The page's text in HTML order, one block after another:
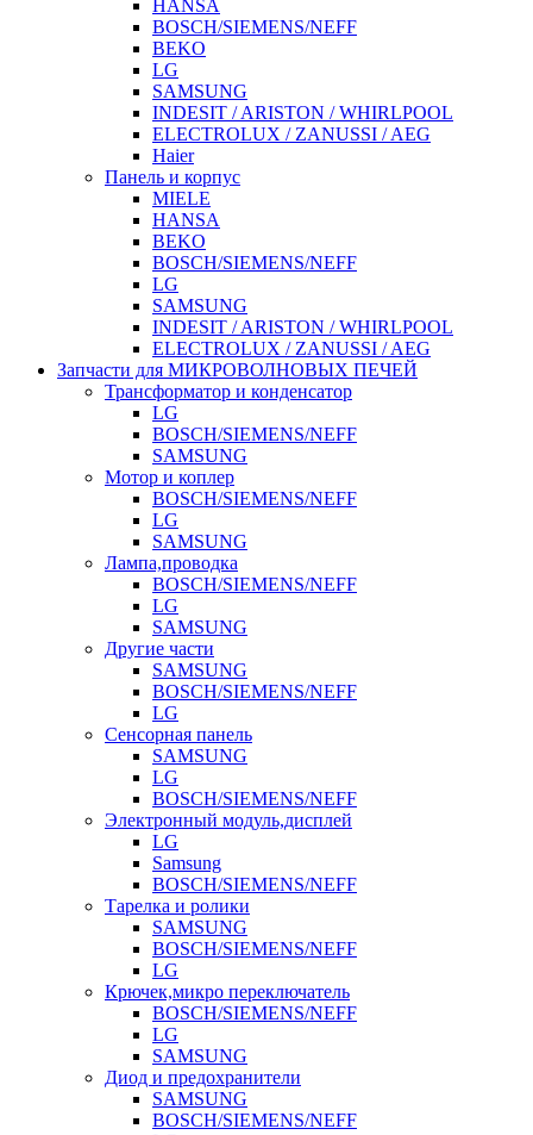
HANSA
BOSCH/SIEMENS/NEFF
BEKO
LG
SAMSUNG
INDESIT / ARISTON / WHIRLPOOL
ELECTROLUX / ZANUSSI / AEG
Haier
Панель и корпус
MIELE
HANSA
BEKO
BOSCH/SIEMENS/NEFF
LG
SAMSUNG
INDESIT / ARISTON / WHIRLPOOL
ELECTROLUX / ZANUSSI / AEG
Запчасти для МИКРОВОЛНОВЫХ ПЕЧЕЙ
Трансформатор и конденсатор
LG
BOSCH/SIEMENS/NEFF
SAMSUNG
Мотор и коплер
BOSCH/SIEMENS/NEFF
LG
SAMSUNG
Лампа,проводка
BOSCH/SIEMENS/NEFF
LG
SAMSUNG
Другие части
SAMSUNG
BOSCH/SIEMENS/NEFF
LG
Сенсорная панель
SAMSUNG
LG
BOSCH/SIEMENS/NEFF
Электронный модуль,дисплей
LG
Samsung
BOSCH/SIEMENS/NEFF
Тарелка и ролики
SAMSUNG
BOSCH/SIEMENS/NEFF
LG
Крючек,микро переключатель
BOSCH/SIEMENS/NEFF
LG
SAMSUNG
Диод и предохранители
SAMSUNG
BOSCH/SIEMENS/NEFF